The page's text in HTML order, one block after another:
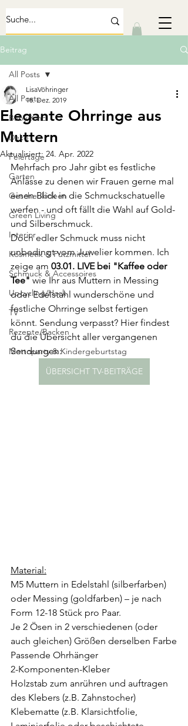
Beitrag
All Posts
Baby/Kind
Deko
Feiertage
Garten
Geschenkideen
Green Living
Interior
Kosmetik & Putzmittel
Schmuck & Accessoires
Upcycling/Hack
TV
Rezepte/Backen
Mottoparty & Kindergeburtstag
All Posts
Elegante Ohrringe aus
Muttern
LisaVöhringer
18. Dez. 2019
Aktualisiert: 24. Apr. 2022
Mehrfach pro Jahr gibt es festliche
Anlässe zu denen wir Frauen gerne mal
einen Blick in die Schmuckschatuelle
werfen - und oft fällt die Wahl auf Gold-
und Silberschmuck.
Doch edler Schmuck muss nicht
unbedingt vom Juwelier kommen. Ich
zeige am 03.01. LIVE bei "Kaffee oder
Tee" wie Ihr aus Muttern in Messing
oder Edelstahl wunderschöne und
festliche Ohrringe selbst fertigen
könnt. Sendung verpasst? Hier findest
du die Übersicht aller vergangenen
Sendungen:
ÜBERSICHT TV-BEITRÄGE
Material:
M5 Muttern in Edelstahl (silberfarben)
oder Messing (goldfarben) – je nach
Form 12-18 Stück pro Paar.
Je 2 Ösen in 2 verschiedenen (oder
auch gleichen) Größen derselben Farbe
Passende Ohrhänger
2-Komponenten-Kleber
Holzstab zum anrühren und auftragen
des Klebers (z.B. Zahnstocher)
Klebematte (z.B. Klarsichtfolie,